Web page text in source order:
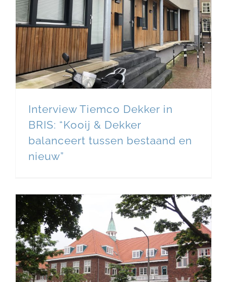
Interview Tiemco Dekker in
BRIS: “Kooij & Dekker
balanceert tussen bestaand en
nieuw”